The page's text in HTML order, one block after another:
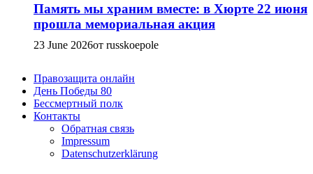
Память мы храним вместе: в Хюрте 22 июня
прошла мемориальная акция
23 June 2026от russkoepole
Правозащита онлайн
День Победы 80
Бессмертный полк
Контакты
Обратная связь
Impressum
Datenschutzerklärung